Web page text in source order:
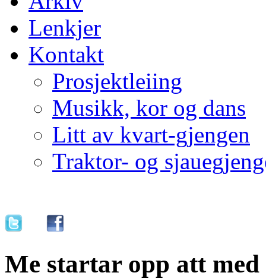
Lenkjer
Kontakt
Prosjektleiing
Musikk, kor og dans
Litt av kvart-gjengen
Traktor- og
Me startar opp att